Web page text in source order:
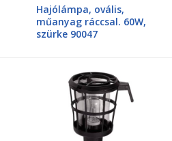
Hajólámpa, ovális,
műanyag ráccsal. 60W,
szürke 90047